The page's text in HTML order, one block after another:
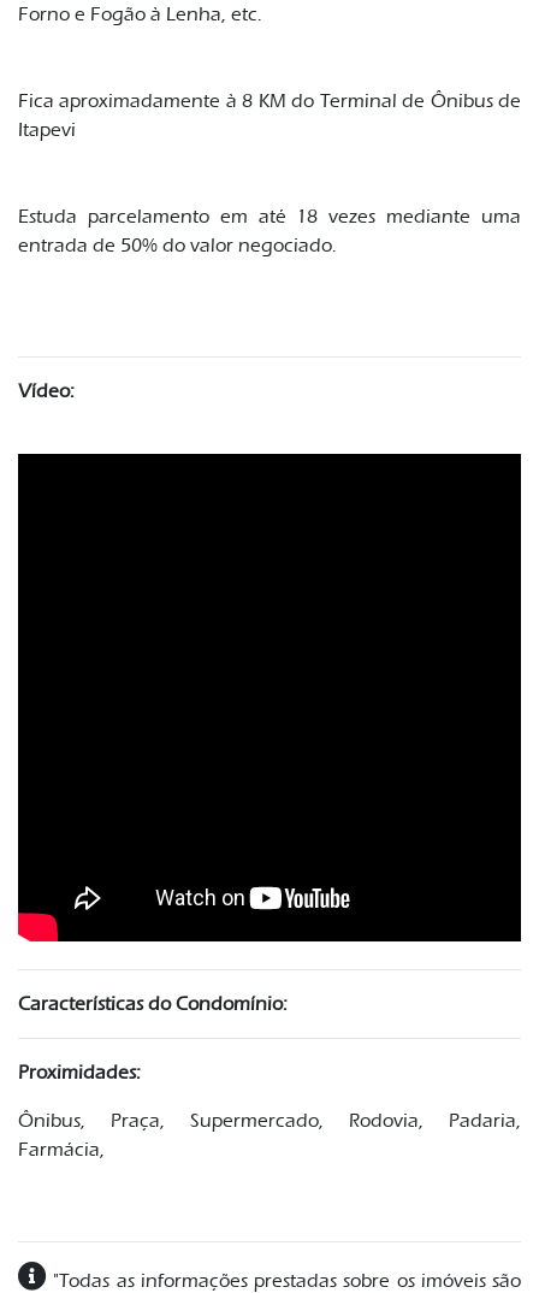
Forno e Fogão à Lenha, etc.
Fica aproximadamente à 8 KM do Terminal de Ônibus de
Itapevi
Estuda parcelamento em até 18 vezes mediante uma
entrada de 50% do valor negociado.
Vídeo:
Características do Condomínio:
Proximidades:
Ônibus, Praça, Supermercado, Rodovia, Padaria,
Farmácia,
"Todas as informações prestadas sobre os imóveis são